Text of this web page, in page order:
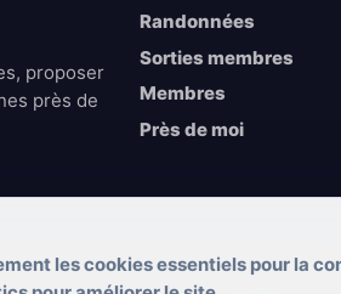
proposer
près de
Randonnées
Sorties membres
Membres
Près de moi
les cookies essentiels pour la